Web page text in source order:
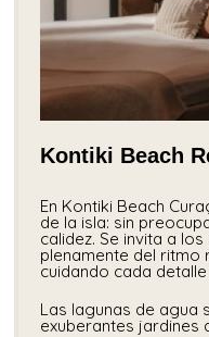
Kontiki Beach
En Kontiki Beach
de la isla: sin
calidez. Se invita a
plenamente del ritmo
cuidando cada
Las lagunas de agua
exuberantes jardines